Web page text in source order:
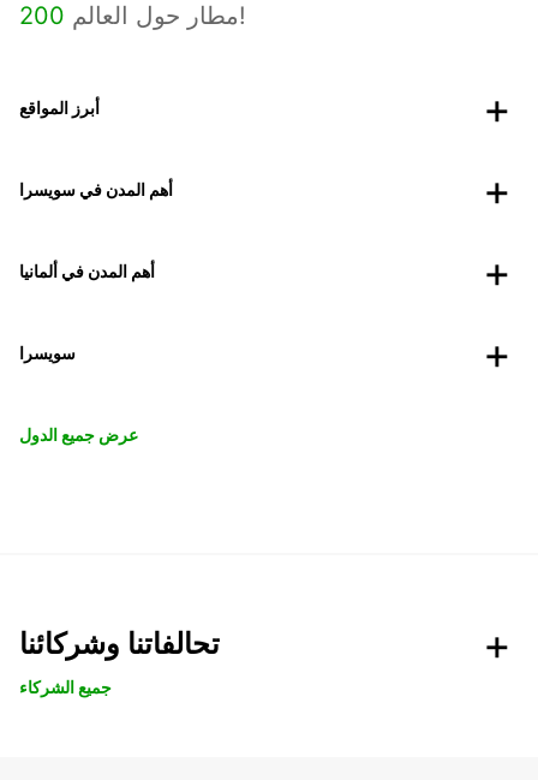
200 مطار حول العالم!
أبرز المواقع
أهم المدن في سويسرا
أهم المدن في ألمانيا
سويسرا
عرض جميع الدول
تحالفاتنا وشركائنا
جميع الشركاء